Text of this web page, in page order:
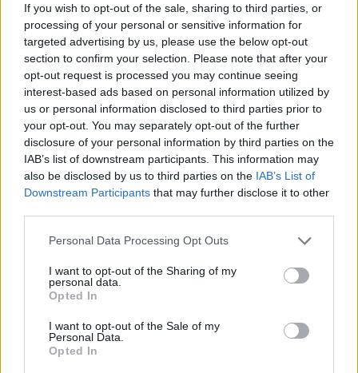
If you wish to opt-out of the sale, sharing to third parties, or
processing of your personal or sensitive information for
targeted advertising by us, please use the below opt-out
section to confirm your selection. Please note that after your
opt-out request is processed you may continue seeing
interest-based ads based on personal information utilized by
us or personal information disclosed to third parties prior to
your opt-out. You may separately opt-out of the further
disclosure of your personal information by third parties on the
IAB’s list of downstream participants. This information may
also be disclosed by us to third parties on the IAB’s List of
Downstream Participants that may further disclose it to other
Personal Data Processing Opt Outs
I want to opt-out of the Sharing of my
personal data.
Opted In
I want to opt-out of the Sale of my
Personal Data.
Opted In
500 celebra 60 anos
HENRIQUE LOPES 01/10/2023 0
Gama Abarth racionalizada ganha nova
cor Laranja
F595 é a nova série especial da Abarth
RICARDO CARVALHO 19/07/2021
1 2
Trending Comments Latest
Este é um Porsche 911 Carrera RS 2.7 Safari
que todos podem comprar